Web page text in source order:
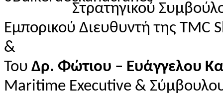
Στρατηγικού
Εμπορικού Διευθυντή της TMC
&
Του Δρ. Φώτιου – Ευάγγελου
Maritime Executive &